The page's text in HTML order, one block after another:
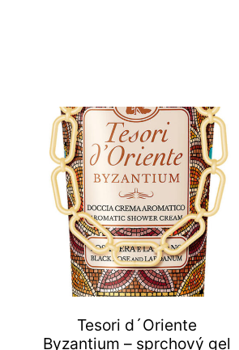
Tesori d´Oriente
Byzantium – sprchový gel